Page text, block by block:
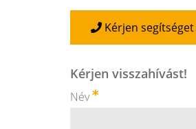
Kérjen
Kérjen visszahívást!
Név